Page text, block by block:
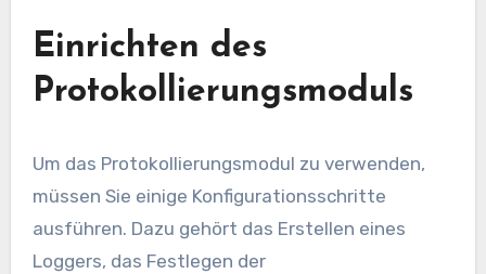
Einrichten des
Protokollierungsmoduls
Um das Protokollierungsmodul zu verwenden,
müssen Sie einige Konfigurationsschritte
ausführen. Dazu gehört das Erstellen eines
Loggers, das Festlegen der